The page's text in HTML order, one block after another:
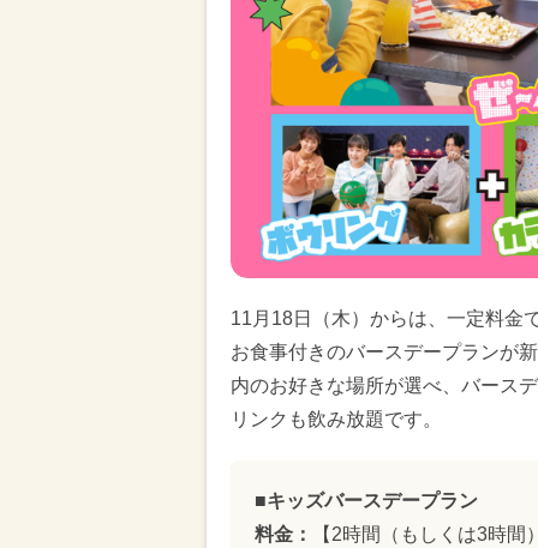
11月18日（木）からは、一定料金
お食事付きのバースデープランが
内のお好きな場所が選べ、バース
リンクも飲み放題です。
■キッズバースデープラン
料金：
【2時間（もしくは3時